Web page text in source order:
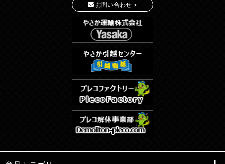
お問い合わせ >